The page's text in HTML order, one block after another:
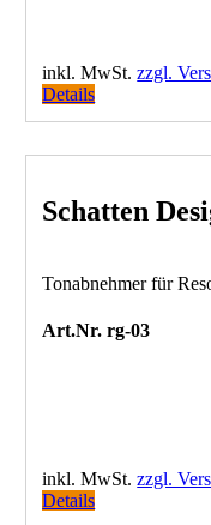
inkl. MwSt.zzgl.
Details
Schatten
Tonabnehmer für
Art.Nr. rg-03
inkl. MwSt.zzgl.
Details